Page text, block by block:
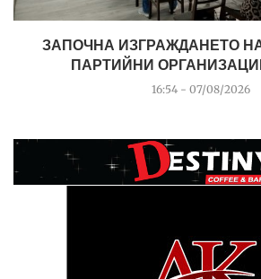
ЗАПОЧНА ИЗГРАЖДАНЕТО
ПАРТИЙНИ
16:54 - 07/08/2026